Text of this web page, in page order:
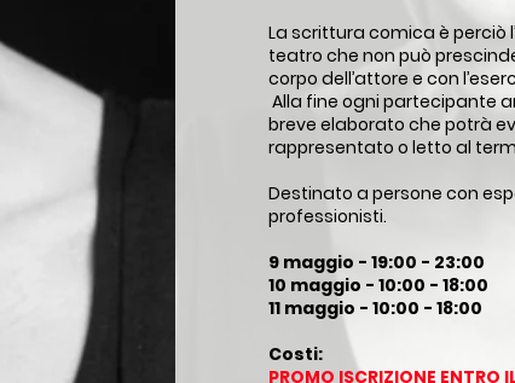
La scrittura comica è perciò
teatro che non può
corpo dell’attore e con
Alla fine ogni partecipante
breve elaborato che potrà
rappresentato o letto al
Destinato a persone con
professionisti.
​9 maggio - 19:00 - 23:00
10 maggio - 10:00 - 18:00
11 maggio - 10:00 - 18:00
Costi:
PROMO ISCRIZIONE ENTRO